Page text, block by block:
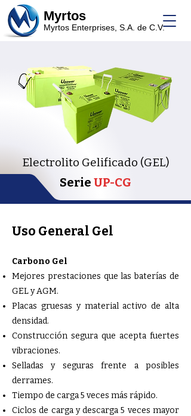
Myrtos
Myrtos Enterprises, S.A. de C.V.
Electrolito Gelificado (GEL)
Serie UP-CG
Uso General Gel
Carbono Gel
Mejores prestaciones que las baterías de
GEL y AGM.
Placas gruesas y material activo de alta
densidad.
Construcción segura que acepta fuertes
vibraciones.
Selladas y seguras frente a posibles
derrames.
Tiempo de carga 5 veces más rápido.
Ciclos de carga y descarga 5 veces mayor